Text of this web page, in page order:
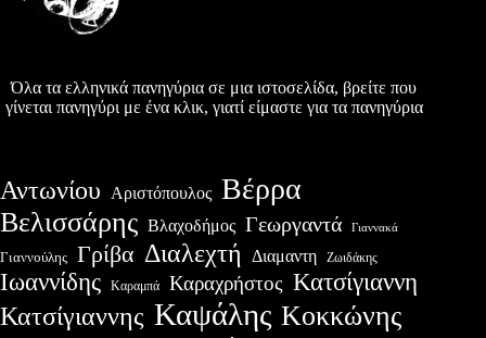
Όλα τα ελληνικά πανηγύρια σε μια ιστοσελίδα, βρείτε που
γίνεται πανηγύρι με ένα κλικ, γιατί είμαστε για τα πανηγύρια
Αντωνίου Αριστόπουλος Βέρρα
Βελισσάρης Βλαχοδήμος Γεωργαντά Γιαννακά
Γιαννούλης Γρίβα Διαλεχτή Διαμαντη Ζωιδάκης
Ιωαννίδης Καραμπά Καραχρήστος Κατσίγιαννη
Κατσίγιαννης Καψάλης Κοκκώνης